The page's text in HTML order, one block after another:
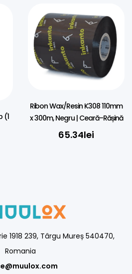
(1
Ribon Wax/Resin K308 110mm
x 300m, Negru | Ceară–Rășină
65.34lei
1918 239, Târgu Mureș 540470,
Romania